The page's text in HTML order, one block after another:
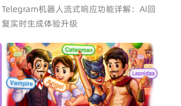
Telegram机器人流式响应功能详解：AI回
复实时生成体验升级